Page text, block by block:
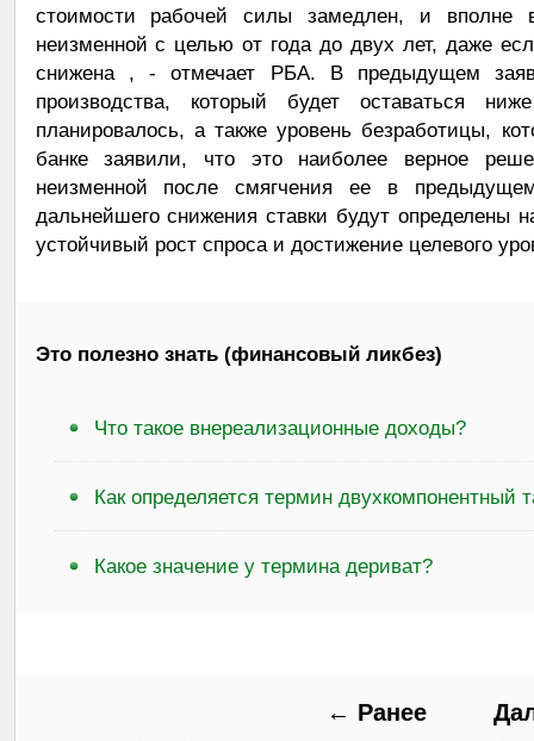
стоимости рабочей силы замедлен, и вполне
неизменной с целью от года до двух лет, даже
снижена , - отмечает РБА. В предыдущем
производства, который будет оставаться
планировалось, а также уровень безработицы,
банке заявили, что это наиболее верное
неизменной после смягчения ее в
дальнейшего снижения ставки будут определены
устойчивый рост спроса и достижение целевого
Это полезно знать (финансовый ликбез)
Что такое внереализационные доходы?
Как определяется термин двухкомпонентный
Какое значение у термина дериват?
← Ранее